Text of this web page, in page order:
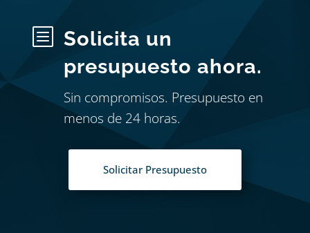
b
Solicita un
presupuesto ahora.
Sin compromisos. Presupuesto en
menos de 24 horas.
Solicitar Presupuesto